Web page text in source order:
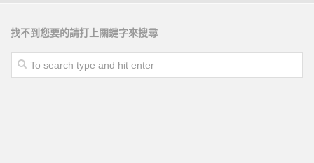
找不到您要的請打上關鍵字來搜尋